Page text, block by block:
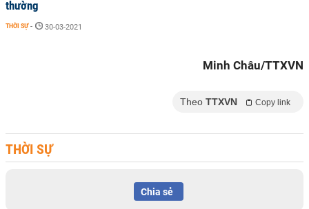
thường
THỜI SỰ - 30-03-2021
Minh Châu/TTXVN
Theo TTXVN Copy link
THỜI SỰ
Chia sẻ